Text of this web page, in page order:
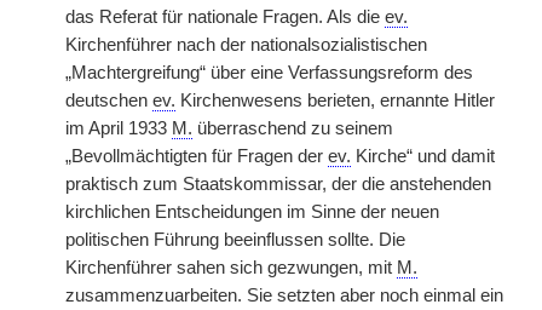
das Referat für nationale Fragen. Als die ev.
Kirchenführer nach der nationalsozialistischen
„Machtergreifung“ über eine Verfassungsreform des
deutschen ev. Kirchenwesens berieten, ernannte Hitler
im April 1933 M. überraschend zu seinem
„Bevollmächtigten für Fragen der ev. Kirche“ und damit
praktisch zum Staatskommissar, der die anstehenden
kirchlichen Entscheidungen im Sinne der neuen
politischen Führung beeinflussen sollte. Die
Kirchenführer sahen sich gezwungen, mit M.
zusammenzuarbeiten. Sie setzten aber noch einmal ein